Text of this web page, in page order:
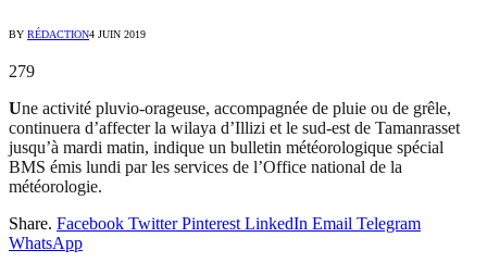
BY RÉDACTION4 JUIN 2019
279
Une activité pluvio-orageuse, accompagnée de pluie ou de grêle,
continuera d’affecter la wilaya d’Illizi et le sud-est de Tamanrasset
jusqu’à mardi matin, indique un bulletin météorologique spécial
BMS émis lundi par les services de l’Office national de la
météorologie.
Share. Facebook Twitter Pinterest LinkedIn Email Telegram
WhatsApp